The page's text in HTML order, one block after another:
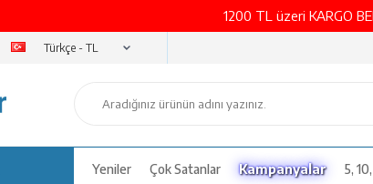
1200 TL üzeri KARGO
Türkçe - TL
Yeniler Çok Satanlar Kampanyalar 5,